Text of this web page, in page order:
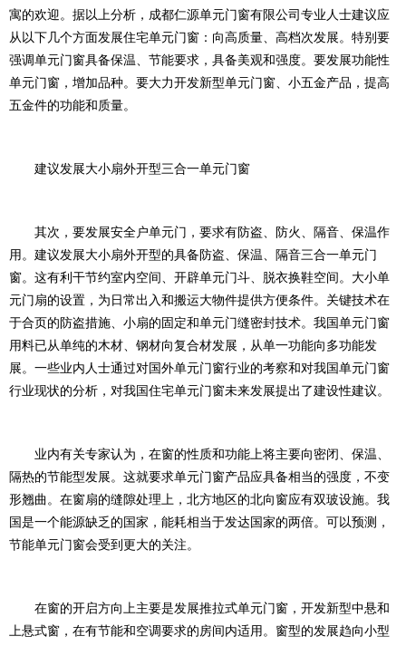
寓的欢迎。据以上分析，成都仁源单元门窗有限公司专业人士建议应
从以下几个方面发展住宅单元门窗：向高质量、高档次发展。特别要
强调单元门窗具备保温、节能要求，具备美观和强度。要发展功能性
单元门窗，增加品种。要大力开发新型单元门窗、小五金产品，提高
五金件的功能和质量。
建议发展大小扇外开型三合一单元门窗
其次，要发展安全户单元门，要求有防盗、防火、隔音、保温作
用。建议发展大小扇外开型的具备防盗、保温、隔音三合一单元门
窗。这有利干节约室内空间、开辟单元门斗、脱衣换鞋空间。大小单
元门扇的设置，为日常出入和搬运大物件提供方便条件。关键技术在
于合页的防盗措施、小扇的固定和单元门缝密封技术。我国单元门窗
用料已从单纯的木材、钢材向复合材发展，从单一功能向多功能发
展。一些业内人士通过对国外单元门窗行业的考察和对我国单元门窗
行业现状的分析，对我国住宅单元门窗未来发展提出了建设性建议。
业内有关专家认为，在窗的性质和功能上将主要向密闭、保温、
隔热的节能型发展。这就要求单元门窗产品应具备相当的强度，不变
形翘曲。在窗扇的缝隙处理上，北方地区的北向窗应有双玻设施。我
国是一个能源缺乏的国家，能耗相当于发达国家的两倍。可以预测，
节能单元门窗会受到更大的关注。
在窗的开启方向上主要是发展推拉式单元门窗，开发新型中悬和
上悬式窗，在有节能和空调要求的房间内适用。窗型的发展趋向小型